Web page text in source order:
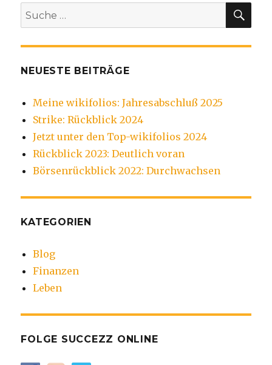
Suche
nach:
NEUESTE BEITRÄGE
Meine wikifolios: Jahresabschluß 2025
Strike: Rückblick 2024
Jetzt unter den Top-wikifolios 2024
Rückblick 2023: Deutlich voran
Börsenrückblick 2022: Durchwachsen
KATEGORIEN
Blog
Finanzen
Leben
FOLGE SUCCEZZ ONLINE